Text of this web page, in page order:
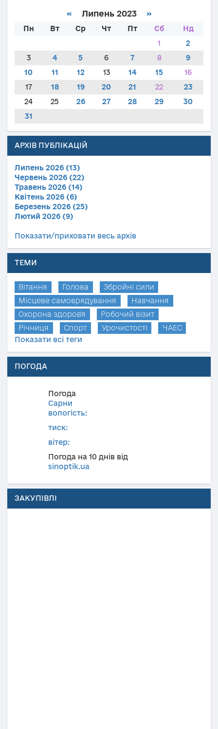
« Липень 2023 »
Пн Вт Ср Чт Пт Сб
Нд
1
2
3
4 5 6 7 8
9
10
11 12 13 14 15
16
17
18 19 20 21 22
23
24
25 26 27 28 29
30
31
АРХІВ ПУБЛІКАЦІЙ
Липень 2026 (13)
Червень 2026 (22)
Травень 2026 (14)
Квітень 2026 (6)
Березень 2026 (25)
Лютий 2026 (9)
Показати/приховати весь архів
ТЕМИ
Вітання Голова
Збройні сили
Місцеве самоврядування
Навчання
Охорона здоров'я
Робочий візит
Річниця
Спорт Урочистості
ЧАЕС
Показати всі теги
ПОГОДА
Погода
Сарни
вологість:
тиск:
вітер:
Погода на 10 днів від
sinoptik.ua
ЗАКУПІВЛІ